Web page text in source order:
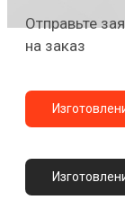
Отправьте
на заказ